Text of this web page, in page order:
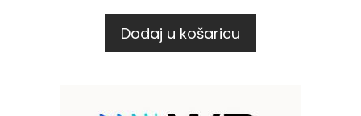
Dodaj u košaricu